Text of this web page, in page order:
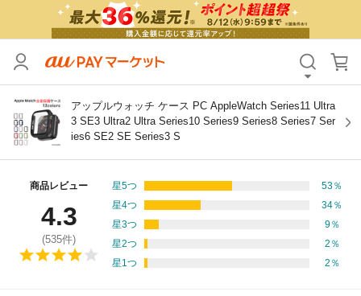
アップルウォッチ ケース PC AppleWatch Series11 Ultra
3 SE3 Ultra2 Ultra Series10 Series9 Series8 Series7 Ser
ies6 SE2 SE Series3 S
商品レビュー
4.3
(535件)
星5つ 53％
星4つ
34％
星3つ
9％
星2つ
2 ％
星1つ
2 ％
カテゴリ すべて
価格 すべて
支払い方法
その他の条件
送料無料
Pontaパス特典対象すべて